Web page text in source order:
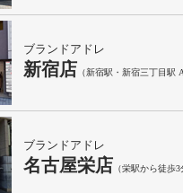
ブランドアドレ
新宿店 （新宿駅・新宿三丁目駅
ブランドアドレ
名古屋栄店 （栄駅から徒歩3